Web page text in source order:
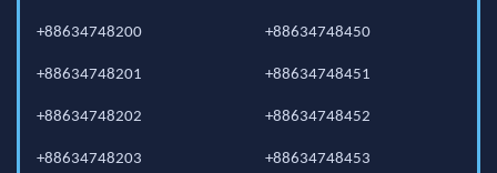
+88634748200
+88634748201
+88634748202
+88634748203
+88634748450
+88634748451
+88634748452
+88634748453